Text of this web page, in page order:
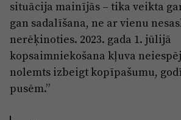
situācija mainījās – tika veikta
gan sadalīšana, ne ar vienu
nerēķinoties. 2023. gada 1. jūlijā
kopsaimniekošana kļuva
nolemts izbeigt kopīpašumu,
pusēm.”